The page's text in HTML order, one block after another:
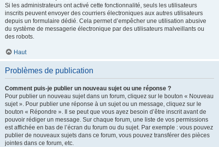
Si les administrateurs ont activé cette fonctionnalité, seuls les utilisateurs
inscrits peuvent envoyer des courriers électroniques aux autres utilisateurs
depuis un formulaire dédié. Cela permet d’empêcher une utilisation abusive
du système de messagerie électronique par des utilisateurs malveillants ou
des robots.
Haut
Problèmes de publication
Comment puis-je publier un nouveau sujet ou une réponse ?
Pour publier un nouveau sujet dans un forum, cliquez sur le bouton « Nouveau
sujet ». Pour publier une réponse à un sujet ou un message, cliquez sur le
bouton « Répondre ». Il se peut que vous ayez besoin d’être inscrit avant de
pouvoir rédiger un message. Sur chaque forum, une liste de vos permissions
est affichée en bas de l’écran du forum ou du sujet. Par exemple : vous pouvez
publier de nouveaux sujets dans ce forum, vous pouvez transférer des pièces
jointes dans ce forum, etc.